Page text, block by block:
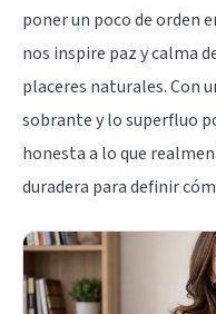
poner un poco de orden
nos inspire paz y calma
placeres naturales. Con
sobrante y lo superfluo
honesta a lo que
duradera para definir